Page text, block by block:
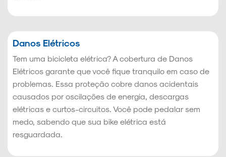
Danos Elétricos
Tem uma bicicleta elétrica? A cobertura de Danos
Elétricos garante que você fique tranquilo em caso de
problemas. Essa proteção cobre danos acidentais
causados por oscilações de energia, descargas
elétricas e curtos-circuitos. Você pode pedalar sem
medo, sabendo que sua bike elétrica está
resguardada.